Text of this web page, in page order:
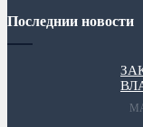
Последнии новости